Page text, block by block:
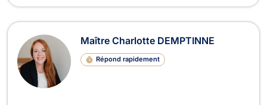
Maître Charlotte DEMPTINNE
Répond rapidement